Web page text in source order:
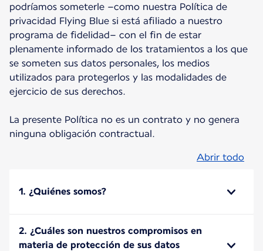
podríamos someterle –como nuestra Política de
privacidad Flying Blue si está afiliado a nuestro
programa de fidelidad– con el fin de estar
plenamente informado de los tratamientos a los que
se someten sus datos personales, los medios
utilizados para protegerlos y las modalidades de
ejercicio de sus derechos.
La presente Política no es un contrato y no genera
ninguna obligación contractual.
Abrir todo
1. ¿Quiénes somos?
2. ¿Cuáles son nuestros compromisos en
materia de protección de sus datos